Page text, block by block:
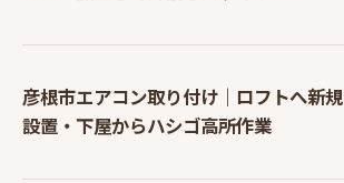
彦根市エアコン取り付け｜ロフトへ新規
設置・下屋からハシゴ高所作業